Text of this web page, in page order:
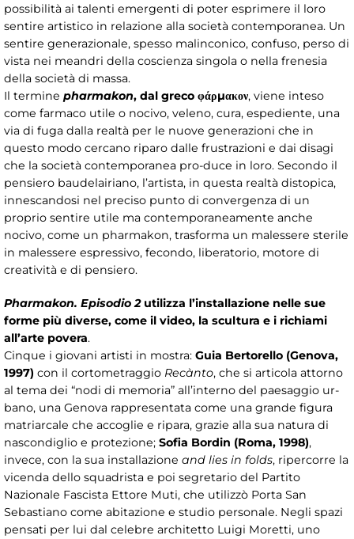
possibilità ai talenti emergenti di poter esprimere il loro
sentire artistico in relazione alla società contemporanea. Un
sentire generazionale, spesso malinconico, confuso, perso di
vista nei meandri della coscienza singola o nella frenesia
della società di massa.
Il termine pharmakon, dal greco φάρμακον, viene inteso
come farmaco utile o nocivo, veleno, cura, espediente, una
via di fuga dalla realtà per le nuove generazioni che in
questo modo cercano riparo dalle frustrazioni e dai disagi
che la società contemporanea pro-duce in loro. Secondo il
pensiero baudelairiano, l’artista, in questa realtà distopica,
innescandosi nel preciso punto di convergenza di un
proprio sentire utile ma contemporaneamente anche
nocivo, come un pharmakon, trasforma un malessere sterile
in malessere espressivo, fecondo, liberatorio, motore di
creatività e di pensiero.
Pharmakon. Episodio 2utilizza l’installazione nelle sue
forme più diverse, come il video, la scultura e i richiami
all’arte povera.
Cinque i giovani artisti in mostra: Guia Bertorello (Genova,
1997) con il cortometraggio Recànto, che si articola attorno
al tema dei “nodi di memoria” all’interno del paesaggio ur-
bano, una Genova rappresentata come una grande figura
matriarcale che accoglie e ripara, grazie alla sua natura di
nascondiglio e protezione; Sofia Bordin (Roma, 1998),
invece, con la sua installazione and lies in folds, ripercorre la
vicenda dello squadrista e poi segretario del Partito
Nazionale Fascista Ettore Muti, che utilizzò Porta San
Sebastiano come abitazione e studio personale. Negli spazi
pensati per lui dal celebre architetto Luigi Moretti, uno